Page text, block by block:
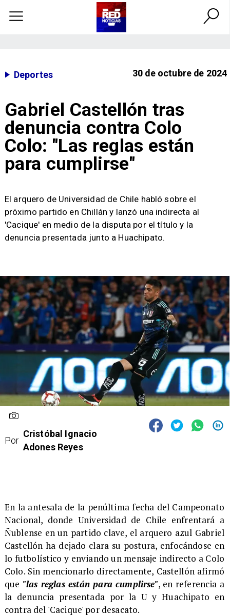
Deportes 30 de octubre de 2024
Gabriel Castellón tras
denuncia contra Colo
Colo: "Las reglas están
para cumplirse"
​El arquero de Universidad de Chile habló sobre el
próximo partido en Chillán y lanzó una indirecta al
'Cacique' en medio de la disputa por el título y la
denuncia presentada junto a Huachipato.
Por
Cristóbal Ignacio
Adones Reyes
En la antesala de la penúltima fecha del Campeonato
Nacional, donde Universidad de Chile enfrentará a
Ñublense en un partido clave, el arquero azul Gabriel
Castellón ha dejado clara su postura, enfocándose en
lo futbolístico y enviando un mensaje indirecto a Colo
Colo. Sin mencionarlo directamente, Castellón afirmó
que "las reglas están para cumplirse", en referencia a
la denuncia presentada por la U y Huachipato en
contra del 'Cacique' por desacato.